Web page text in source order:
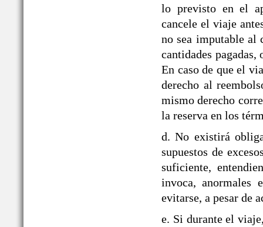
lo previsto en el
cancele el viaje
no sea imputable al
cantidades
En caso de que el
derecho al
mismo derecho
la reserva en los
d. No existirá
supuestos de
suficiente,
invoca, anormales
evitarse, a pesar de
e. Si durante el